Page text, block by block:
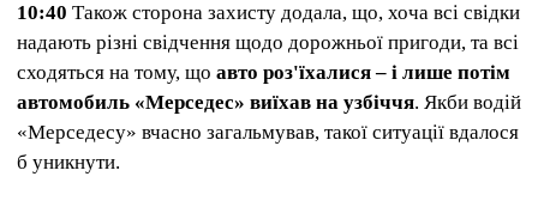
10:40 Також сторона захисту додала, що, хоча всі свідки
надають різні свідчення щодо дорожньої пригоди, та всі
сходяться на тому, що авто роз'їхалися – і лише потім
автомобиль «Мерседес» виїхав на узбіччя. Якби водій
«Мерседесу» вчасно загальмував, такої ситуації вдалося
б уникнути.